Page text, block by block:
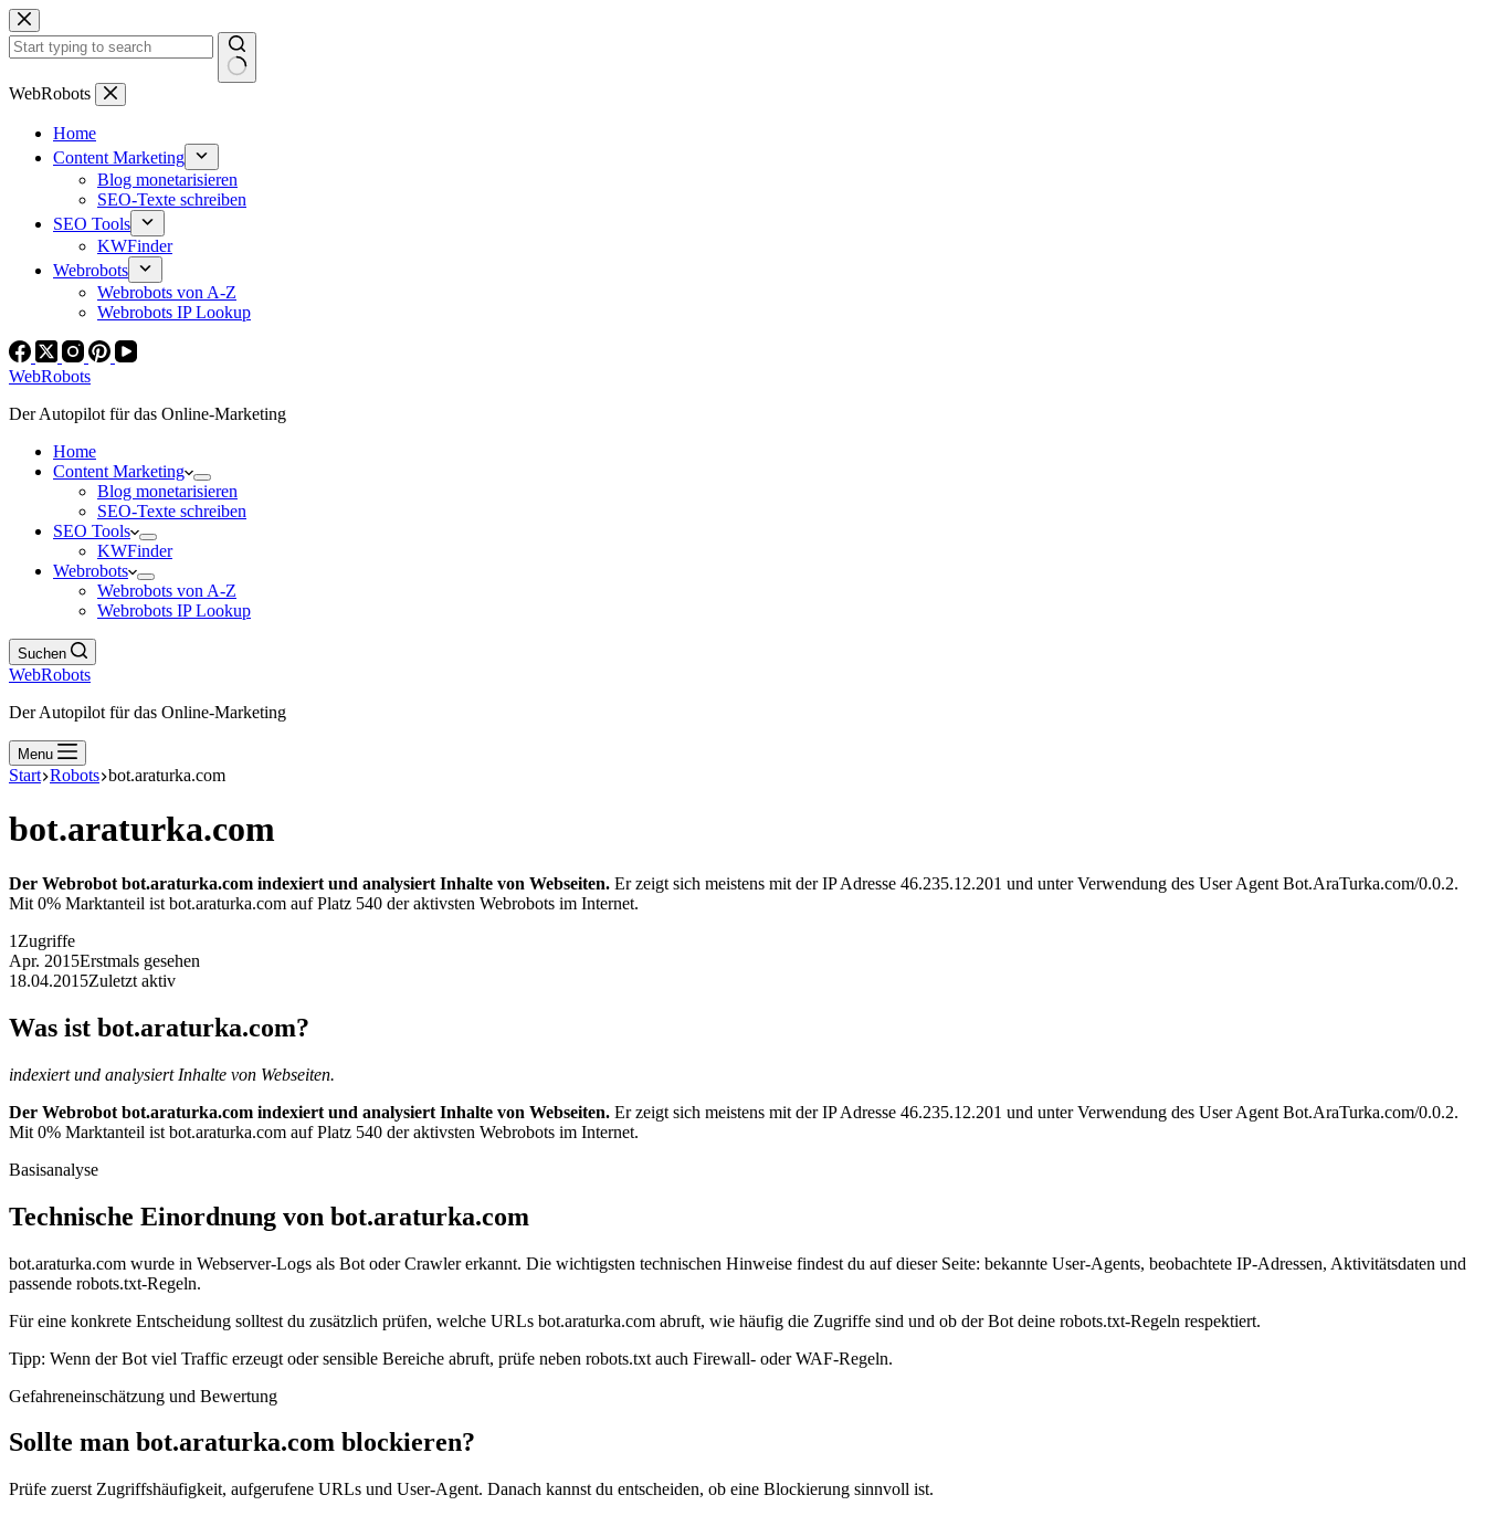
Zum
Inhalt
springen
Keine
WebRobots
Home
Content Marketing
Blog monetarisieren
SEO-Texte schreiben
SEO Tools
KWFinder
Webrobots
Webrobots von A-Z
Webrobots IP Lookup
WebRobots
Der Autopilot für das Online-Marketing
Home
Content Marketing
Blog monetarisieren
SEO-Texte schreiben
SEO Tools
KWFinder
Webrobots
Webrobots von A-Z
Webrobots IP Lookup
Suchen
WebRobots
Der Autopilot für das Online-Marketing
Menu
Start Robots bot.araturka.com
bot.araturka.com
Der Webrobot bot.araturka.com indexiert und analysiert Inhalte von Webseiten. Er zeigt sich meistens mit der IP Adresse 46.235.12.201 und unter Verwendung des User Agent Bot.AraTurka.com/0.0.2.
Mit 0% Marktanteil ist bot.araturka.com auf Platz 540 der aktivsten Webrobots im Internet.
1 Zugriffe
Apr. 2015Erstmals gesehen
18.04.2015Zuletzt aktiv
Was ist bot.araturka.com?
indexiert und analysiert Inhalte von Webseiten.
Der Webrobot bot.araturka.com indexiert und analysiert Inhalte von Webseiten. Er zeigt sich meistens mit der IP Adresse 46.235.12.201 und unter Verwendung des User Agent Bot.AraTurka.com/0.0.2.
Mit 0% Marktanteil ist bot.araturka.com auf Platz 540 der aktivsten Webrobots im Internet.
Basisanalyse
Technische Einordnung von bot.araturka.com
bot.araturka.com wurde in Webserver-Logs als Bot oder Crawler erkannt. Die wichtigsten technischen Hinweise findest du auf dieser Seite: bekannte User-Agents, beobachtete IP-Adressen, Aktivitätsdaten und
passende robots.txt-Regeln.
Für eine konkrete Entscheidung solltest du zusätzlich prüfen, welche URLs bot.araturka.com abruft, wie häufig die Zugriffe sind und ob der Bot deine robots.txt-Regeln respektiert.
Tipp: Wenn der Bot viel Traffic erzeugt oder sensible Bereiche abruft, prüfe neben robots.txt auch Firewall- oder WAF-Regeln.
Gefahreneinschätzung und Bewertung
Sollte man bot.araturka.com blockieren?
Prüfe zuerst Zugriffshäufigkeit, aufgerufene URLs und User-Agent. Danach kannst du entscheiden, ob eine Blockierung sinnvoll ist.